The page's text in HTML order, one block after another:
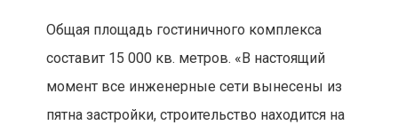
Общая площадь гостиничного комплекса
составит 15 000 кв. метров. «В настоящий
момент все инженерные сети вынесены из
пятна застройки, строительство находится на